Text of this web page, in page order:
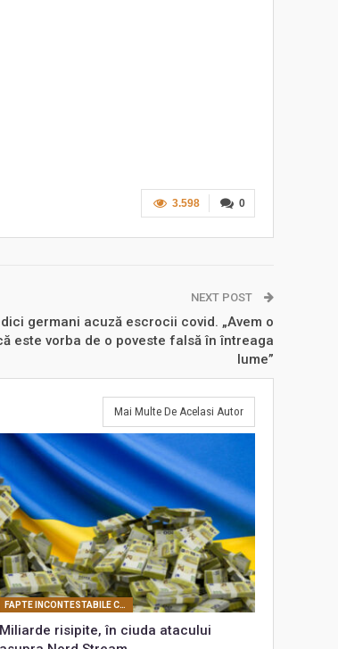
0
3.598
NEXT POST
germani acuză escrocii covid. „Avem o
este vorba de o poveste falsă în întreaga
lume”
Mai Multe De Acelasi Autor
FAPTE INCONTESTABILE CARE PROBEAZĂ REALITATEA CONSPIRATIEI PLANETARE
Miliarde risipite, în ciuda atacului